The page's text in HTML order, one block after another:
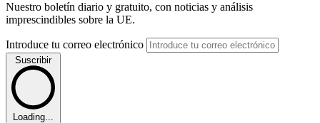
Nuestro boletín diario y gratuito, con noticias y análisis
imprescindibles sobre la UE.
Introduce tu correo electrónico
Suscribir
Loading...